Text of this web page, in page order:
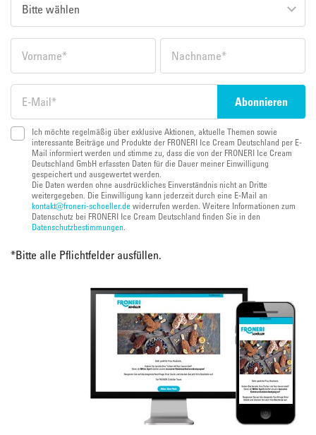
Ich möchte regelmäßig über exklusive Aktionen, aktuelle Themen sowie
interessante Beiträge und Produkte der FRONERI Ice Cream Deutschland per E-
Mail informiert werden und stimme zu, dass die von der FRONERI Ice Cream
Deutschland GmbH erfassten Daten für die Dauer meiner Einwilligung
gespeichert und ausgewertet werden.
Die Daten werden ohne ausdrückliches Einverständnis nicht an Dritte
weitergegeben. Die Einwilligung kann jederzeit durch eine E-Mail an
kontakt@froneri-schoeller.dewiderrufen werden. Weitere Informationen zum
Datenschutz bei FRONERI Ice Cream Deutschland finden Sie in den
Datenschutzbestimmungen.
*Bitte alle Pflichtfelder ausfüllen.